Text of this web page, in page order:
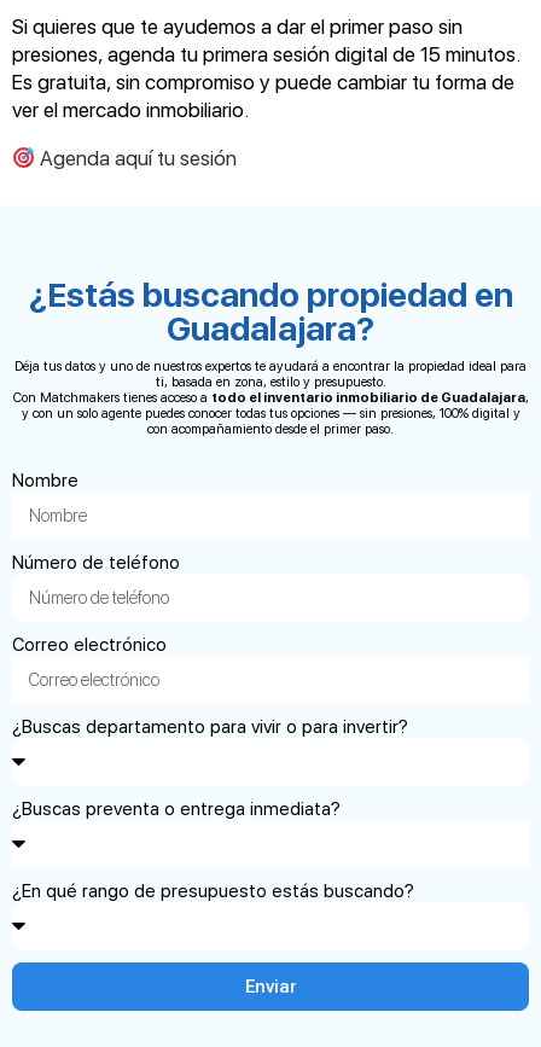
Si quieres que te ayudemos a dar el primer paso sin
presiones, agenda tu primera sesión digital de 15 minutos.
Es gratuita, sin compromiso y puede cambiar tu forma de
ver el mercado inmobiliario.
Agenda aquí tu sesión
¿Estás buscando propiedad en
Guadalajara?
Déja tus datos y uno de nuestros expertos te ayudará a encontrar la propiedad ideal para
ti, basada en zona, estilo y presupuesto.
Con Matchmakers tienes acceso a todo el inventario inmobiliario de Guadalajara,
y con un solo agente puedes conocer todas tus opciones — sin presiones, 100% digital y
con acompañamiento desde el primer paso.
Nombre
Número de teléfono
Correo electrónico
¿Buscas departamento para vivir o para invertir?
¿Buscas preventa o entrega inmediata?
¿En qué rango de presupuesto estás buscando?
Enviar